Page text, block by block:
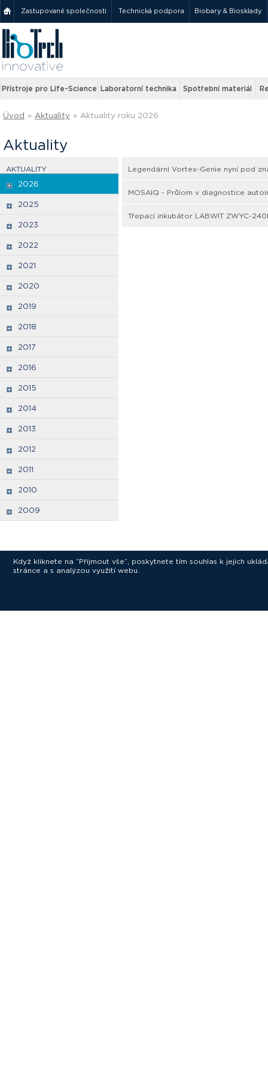
Zastupované společnosti Technická podpora Biobary & Biosklady
Přístroje pro Life-Science Laboratorní technika Spotřební materiál
Úvod » Aktuality » Aktuality roku 2026
Aktuality
AKTUALITY
2026
2025
2023
2022
2021
2020
2019
2018
2017
2016
2015
2014
2013
2012
2011
2010
2009
Legendární Vortex-Genie nyní pod
MOSAIQ - Průlom v diagnostice
Třepací inkubátor LABWIT ZWYC-
Když kliknete na “Přijmout vše”, poskytnete tím souhlas k jejich
stránce a s analýzou využití webu.